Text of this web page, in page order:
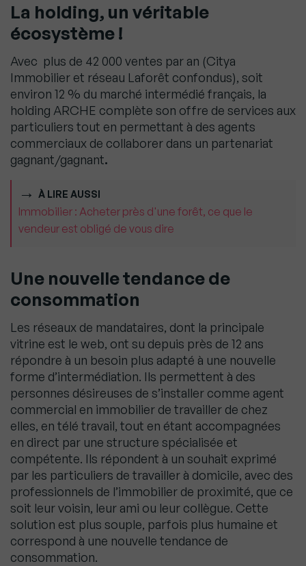
La holding, un véritable
écosystème !
Avec plus de 42 000 ventes par an (Citya
Immobilier et réseau Laforêt confondus), soit
environ 12 % du marché intermédié français, la
holding ARCHE complète son offre de services aux
particuliers tout en permettant à des agents
commerciaux de collaborer dans un partenariat
gagnant/gagnant.
À LIRE AUSSI
Immobilier : Acheter près d'une forêt, ce que le
vendeur est obligé de vous dire
Une nouvelle tendance de
consommation
Les réseaux de mandataires, dont la principale
vitrine est le web, ont su depuis près de 12 ans
répondre à un besoin plus adapté à une nouvelle
forme d’intermédiation. Ils permettent à des
personnes désireuses de s’installer comme agent
commercial en immobilier de travailler de chez
elles, en télé travail, tout en étant accompagnées
en direct par une structure spécialisée et
compétente. Ils répondent à un souhait exprimé
par les particuliers de travailler à domicile, avec des
professionnels de l’immobilier de proximité, que ce
soit leur voisin, leur ami ou leur collègue. Cette
solution est plus souple, parfois plus humaine et
correspond à une nouvelle tendance de
consommation.